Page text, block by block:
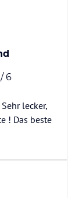
/ 6
lecker,
! Das beste